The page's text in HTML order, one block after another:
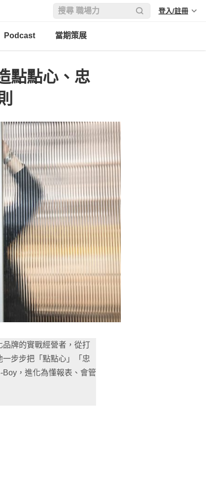
登入/註冊
Podcast 當期策展
點點心、忠
牌的實戰經營者，從打
步步把「點點心」「忠
，進化為懂報表、會管